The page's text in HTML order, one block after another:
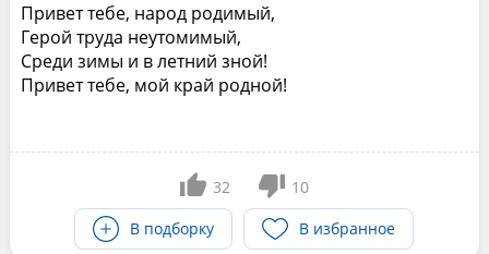
Привет тебе, народ родимый,
Герой труда неутомимый,
Среди зимы и в летний зной!
Привет тебе, мой край родной!
32
10
В подборку
В избранное